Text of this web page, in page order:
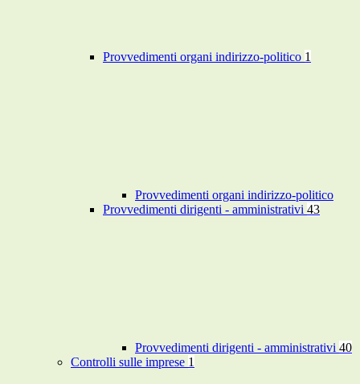
Provvedimenti organi indirizzo-politico 1
Provvedimenti organi indirizzo-politico
Provvedimenti dirigenti - amministrativi 43
Provvedimenti dirigenti - amministrativi 40
Controlli sulle imprese 1